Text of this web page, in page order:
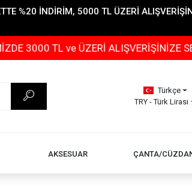
%20 İNDİRİM, 5000 TL ÜZERİ
TL ve ÜZERİ ALIŞVERİŞİNİZE
Türkçe
TRY - Türk Lirası
AKSESUAR ÇANTA/